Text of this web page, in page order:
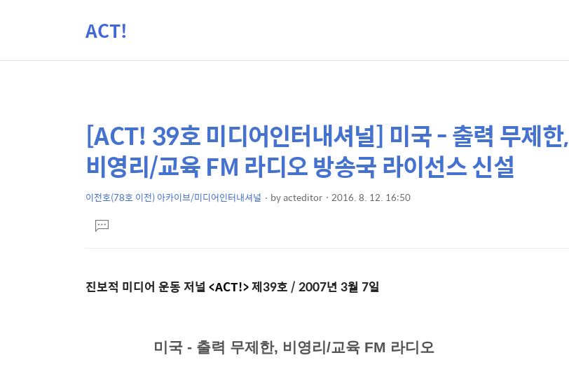
ACT!
상
세
컨
텐
본
문
제
[ACT! 39호 미디어인터내셔널] 미국 - 출력 무제한,
비영리/교육 FM 라디오 방송국 라이선스 신설
이전호(78호 이전) 아카이브/미디어인터내셔널 byacteditor 2016. 8. 12. 16:50
문댓
글
진보적 미디어 운동 저널<ACT!>제39호 / 2007년 3월 7일
미국 - 출력 무제한, 비영리/교육 FM 라디오